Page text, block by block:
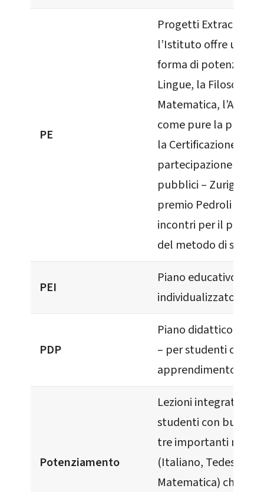
PE
Progetti
l’Istituto offre una
forma di
Lingue, la Filosofia, la
Matematica, l’Arte,
come pure la
la Certificazione
partecipazione a
pubblici – Zurigo in
premio Pedroli ecc.
incontri per il
del metodo di studio.
PEI
Piano educativo
individualizzato.
PDP
Piano didattico
– per studenti con
apprendimento,
Potenziamento
Lezioni integrative
studenti con buone
tre importanti
(Italiano, Tedesco e
Matematica) che